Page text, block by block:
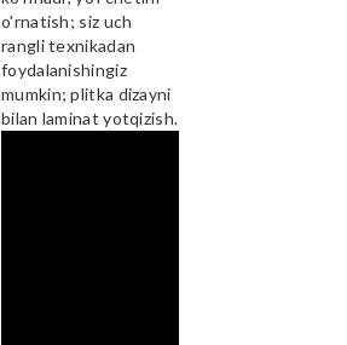
o'rnatish; siz uch
rangli texnikadan
foydalanishingiz
mumkin; plitka dizayni
bilan laminat yotqizish.